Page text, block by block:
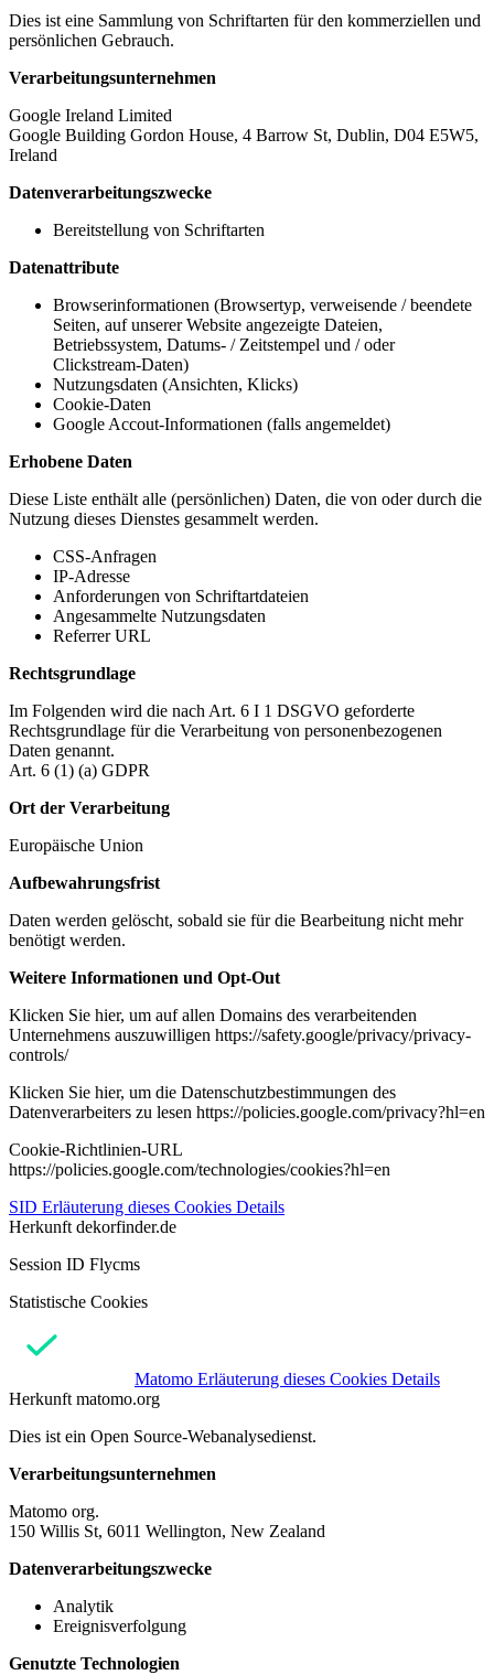
Dies ist eine Sammlung von Schriftarten für den kommerziellen und
persönlichen Gebrauch.
Verarbeitungsunternehmen
Google Ireland Limited
Google Building Gordon House, 4 Barrow St, Dublin, D04 E5W5,
Ireland
Datenverarbeitungszwecke
Bereitstellung von Schriftarten
Datenattribute
Browserinformationen (Browsertyp, verweisende / beendete
Seiten, auf unserer Website angezeigte Dateien,
Betriebssystem, Datums- / Zeitstempel und / oder
Clickstream-Daten)
Nutzungsdaten (Ansichten, Klicks)
Cookie-Daten
Google Accout-Informationen (falls angemeldet)
Erhobene Daten
Diese Liste enthält alle (persönlichen) Daten, die von oder durch die
Nutzung dieses Dienstes gesammelt werden.
CSS-Anfragen
IP-Adresse
Anforderungen von Schriftartdateien
Angesammelte Nutzungsdaten
Referrer URL
Rechtsgrundlage
Im Folgenden wird die nach Art. 6 I 1 DSGVO geforderte
Rechtsgrundlage für die Verarbeitung von personenbezogenen
Daten genannt.
Art. 6 (1) (a) GDPR
Ort der Verarbeitung
Europäische Union
Aufbewahrungsfrist
Daten werden gelöscht, sobald sie für die Bearbeitung nicht mehr
benötigt werden.
Weitere Informationen und Opt-Out
Klicken Sie hier, um auf allen Domains des verarbeitenden
Unternehmens auszuwilligen https://safety.google/privacy/privacy-
controls/
Klicken Sie hier, um die Datenschutzbestimmungen des
Datenverarbeiters zu lesen https://policies.google.com/privacy?hl=en
Cookie-Richtlinien-URL
https://policies.google.com/technologies/cookies?hl=en
SID Erläuterung dieses Cookies Details
Herkunft dekorfinder.de
Session ID Flycms
Statistische Cookies
Matomo Erläuterung dieses Cookies Details
Herkunft matomo.org
Dies ist ein Open Source-Webanalysedienst.
Verarbeitungsunternehmen
Matomo org.
150 Willis St, 6011 Wellington, New Zealand
Datenverarbeitungszwecke
Analytik
Ereignisverfolgung
Genutzte Technologien